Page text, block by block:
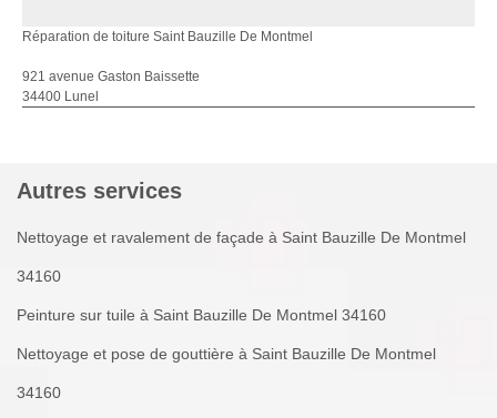
Réparation de toiture Saint Bauzille De Montmel
921 avenue Gaston Baissette
34400 Lunel
Autres services
Nettoyage et ravalement de façade à Saint Bauzille De Montmel
34160
Peinture sur tuile à Saint Bauzille De Montmel 34160
Nettoyage et pose de gouttière à Saint Bauzille De Montmel
34160